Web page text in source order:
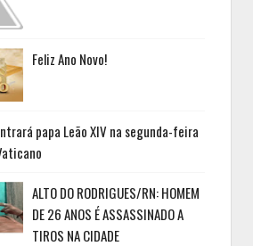
Feliz Ano Novo!
papa Leão XIV na segunda-feira
ALTO DO RODRIGUES/RN: HOMEM
DE 26 ANOS É ASSASSINADO A
TIROS NA CIDADE